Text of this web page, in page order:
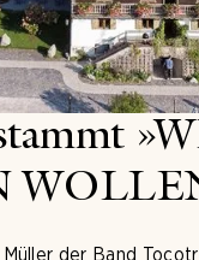
Müller der Band